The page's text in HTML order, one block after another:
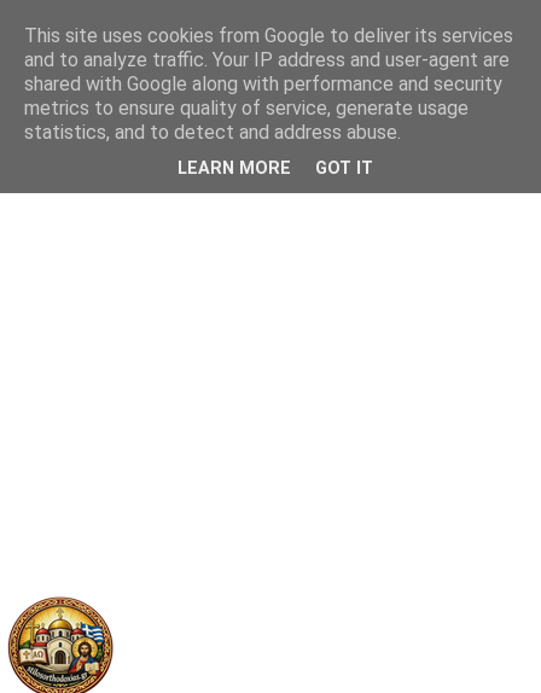
This site uses cookies from Google to deliver its services
and to analyze traffic. Your IP address and user-agent are
shared with Google along with performance and security
metrics to ensure quality of service, generate usage
statistics, and to detect and address abuse.
LEARN MORE GOT IT